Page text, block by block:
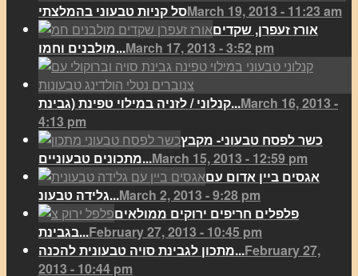
סל קניות טבעוני בהמלצתיMarch 19, 2013 - 11:23 am
אורז זעפרן, שקדים
מולבנים וחמו...March 17, 2013 - 3:52 pm
קנלוני / לזניה במילוי טפינת (גבינת...March 16, 2013 -
4:13 pm
כשר לפסח טבעוני- מקבץ
מתכונים טבעוניים...March 15, 2013 - 12:59 pm
אגסים ביין אדום עם
גלידה טבעונ...March 2, 2013 - 9:28 pm
פלפלים חריפים ירוקים ממולאים
בגבינת...February 27, 2013 - 10:45 pm
מתכון לגבינת סויה טבעונית להכנה...February 27,
2013 - 10:44 pm